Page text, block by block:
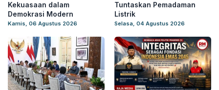
Kekuasaan dalam
Demokrasi Modern
Kamis, 06 Agustus 2026
Tuntaskan Pemadaman
Listrik
Selasa, 04 Agustus 2026